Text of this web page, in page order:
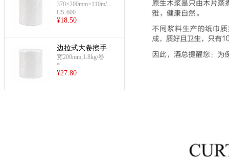
(约120m/卷)
370×200mm×110m/卷;8
卷/箱
CS-600
¥18.50
边拉式大卷擦手纸
(200mm)
宽200mm;1.8kg/卷
*
¥27.80